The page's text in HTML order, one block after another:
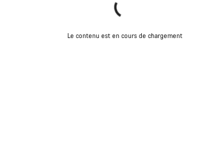
Le contenu est en cours de chargement